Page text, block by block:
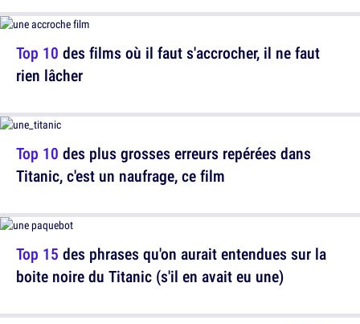
Top 10 des plus grosses erreurs repérées dans
Titanic, c'est un naufrage, ce film
Top 10 des films où il faut s'accrocher, il ne faut
rien lâcher
Top 15 des phrases qu'on aurait entendues sur la
boite noire du Titanic (s'il en avait eu une)